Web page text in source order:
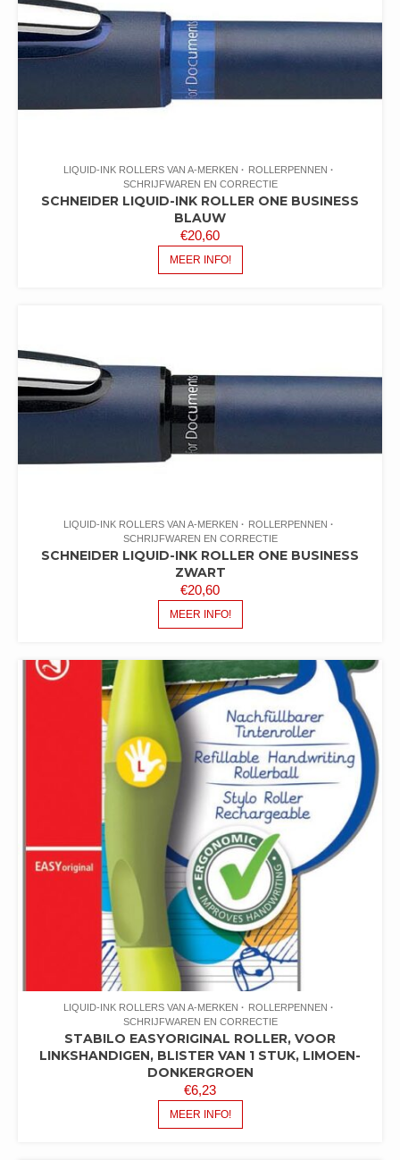
LIQUID-INK ROLLERS VAN A-MERKEN
ROLLERPENNEN
SCHRIJFWAREN EN CORRECTIE
SCHNEIDER LIQUID-INK ROLLER ONE BUSINESS
BLAUW
€20,60
MEER INFO!
LIQUID-INK ROLLERS VAN A-MERKEN
ROLLERPENNEN
SCHRIJFWAREN EN CORRECTIE
SCHNEIDER LIQUID-INK ROLLER ONE BUSINESS
ZWART
€20,60
MEER INFO!
LIQUID-INK ROLLERS VAN A-MERKEN
ROLLERPENNEN
SCHRIJFWAREN EN CORRECTIE
STABILO EASYORIGINAL ROLLER, VOOR
LINKSHANDIGEN, BLISTER VAN 1 STUK, LIMOEN-
DONKERGROEN
€6,23
MEER INFO!